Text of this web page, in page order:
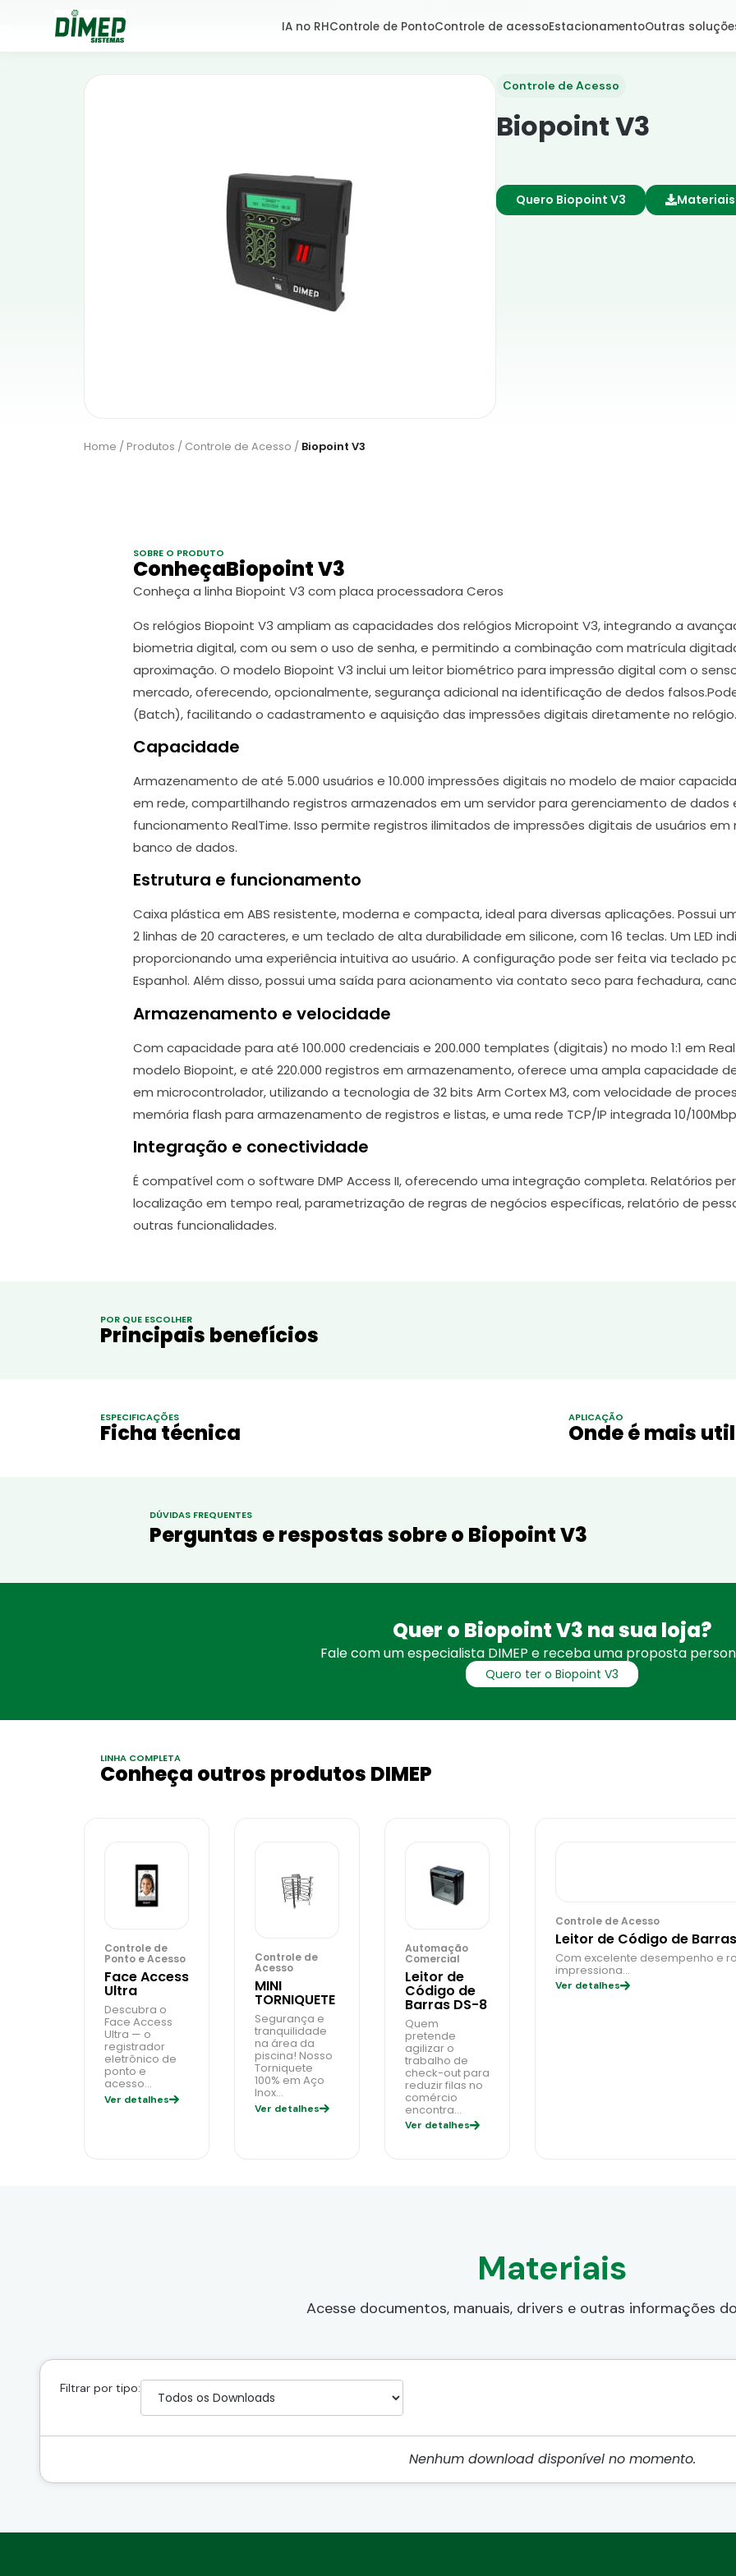
IA no RHControle de PontoControle de acessoEstacionamentoOutras
Controle de Acesso
Biopoint V3
Quero Biopoint V3
Home / Produtos / Controle de Acesso / Biopoint V3
SOBRE O PRODUTO
ConheçaBiopoint V3
Conheça a linha Biopoint V3 com placa processadora Ceros
Os relógios Biopoint V3 ampliam as capacidades dos relógios Micropoint V3, integrando a
biometria digital, com ou sem o uso de senha, e permitindo a combinação com matrícula
aproximação. O modelo Biopoint V3 inclui um leitor biométrico para impressão digital com o
mercado, oferecendo, opcionalmente, segurança adicional na identificação de dedos
(Batch), facilitando o cadastramento e aquisição das impressões digitais diretamente no relógio.
Capacidade
Armazenamento de até 5.000 usuários e 10.000 impressões digitais no modelo de maior
em rede, compartilhando registros armazenados em um servidor para gerenciamento de dados
funcionamento RealTime. Isso permite registros ilimitados de impressões digitais de usuários em
banco de dados.
Estrutura e funcionamento
Caixa plástica em ABS resistente, moderna e compacta, ideal para diversas aplicações. Possui
2 linhas de 20 caracteres, e um teclado de alta durabilidade em silicone, com 16 teclas. Um LED
proporcionando uma experiência intuitiva ao usuário. A configuração pode ser feita via teclado
Espanhol. Além disso, possui uma saída para acionamento via contato seco para fechadura,
Armazenamento e velocidade
Com capacidade para até 100.000 credenciais e 200.000 templates (digitais) no modo 1:1 em
modelo Biopoint, e até 220.000 registros em armazenamento, oferece uma ampla capacidade
em microcontrolador, utilizando a tecnologia de 32 bits Arm Cortex M3, com velocidade de
memória flash para armazenamento de registros e listas, e uma rede TCP/IP integrada 10/
Integração e conectividade
É compatível com o software DMP Access II, oferecendo uma integração completa. Relatórios
localização em tempo real, parametrização de regras de negócios específicas, relatório de
outras funcionalidades.
POR QUE ESCOLHER
Principais benefícios
ESPECIFICAÇÕES
Ficha técnica
APLICAÇÃO
Onde é mais
DÚVIDAS FREQUENTES
Perguntas e respostas sobre o Biopoint V3
Quer o Biopoint V3 na sua loja?
Fale com um especialista DIMEP e receba uma proposta
Quero ter o Biopoint V3
LINHA COMPLETA
Conheça outros produtos DIMEP
Controle de
Ponto e Acesso
Face Access
Ultra
Descubra o
Face Access
Ultra — o
registrador
eletrônico de
ponto e
acesso…
Ver detalhes
Controle de
Acesso
MINI
TORNIQUETE
Segurança e
tranquilidade
na área da
piscina! Nosso
Torniquete
100% em Aço
Inox…
Ver detalhes
Automação
Comercial
Leitor de
Código de
Barras DS-8
Quem
pretende
agilizar o
trabalho de
check-out para
reduzir filas no
comércio
encontra…
Ver detalhes
Controle de Acesso
Leitor de Código de
Com excelente desempenho e
impressiona…
Ver detalhes
Materiais
Acesse documentos, manuais, drivers e outras informações
Filtrar por tipo:
Nenhum download disponível no momento.